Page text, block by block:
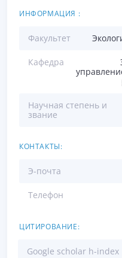
ИНФОРМАЦИЯ :
Факультет
Кафедра
Научная степень и
звание
КОНТАКТЫ:
Э-почта
Телефон
ЦИТИРОВАНИЕ:
Google scholar h-index